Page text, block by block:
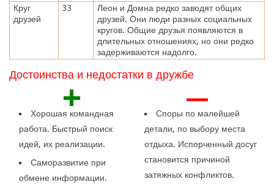
Круг
друзей
33
Леон и Домна редко заводят общих
друзей. Они люди разных социальных
кругов. Общие друзья появляются в
длительных отношениях, но они редко
задерживаются надолго.
Достоинства и недостатки в дружбе
+
Хорошая командная
работа. Быстрый поиск
идей, их реализации.
Саморазвитие при
обмене информации.
—
Споры по малейшей
детали, по выбору места
отдыха. Испорченный досуг
становится причиной
затяжных конфликтов.